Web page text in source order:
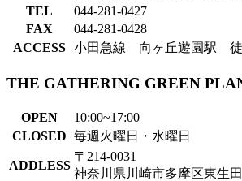
TEL
044-281-0427
FAX
044-281-0428
ACCESS 小田急線 向ヶ丘遊園駅 徒
THE GATHERING GREEN
OPEN
10:00~17:00
CLOSED 毎週火曜日・水曜日
ADDLESS
〒214-0031
神奈川県川崎市多摩区東生